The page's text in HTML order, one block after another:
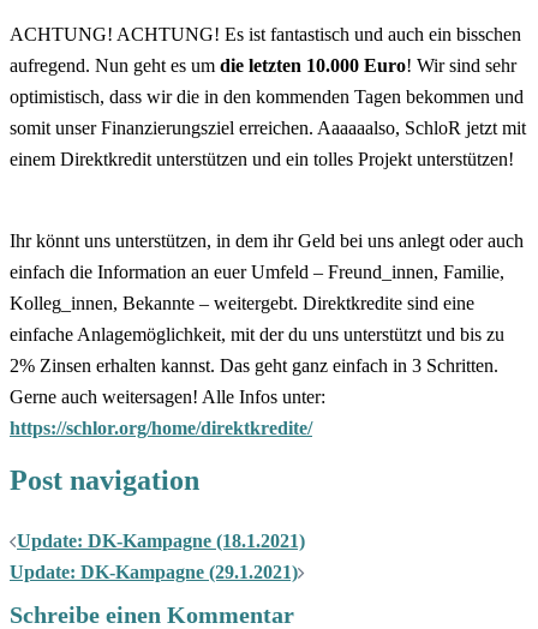
ACHTUNG! ACHTUNG! Es ist fantastisch und auch ein bisschen
aufregend. Nun geht es um die letzten 10.000 Euro! Wir sind sehr
optimistisch, dass wir die in den kommenden Tagen bekommen und
somit unser Finanzierungsziel erreichen. Aaaaaalso, SchloR jetzt mit
einem Direktkredit unterstützen und ein tolles Projekt unterstützen!
Ihr könnt uns unterstützen, in dem ihr Geld bei uns anlegt oder auch
einfach die Information an euer Umfeld – Freund_innen, Familie,
Kolleg_innen, Bekannte – weitergebt. Direktkredite sind eine
einfache Anlagemöglichkeit, mit der du uns unterstützt und bis zu
2% Zinsen erhalten kannst. Das geht ganz einfach in 3 Schritten.
Gerne auch weitersagen! Alle Infos unter:
https://schlor.org/home/direktkredite/
Post navigation
Update: DK-Kampagne (18.1.2021)
Update: DK-Kampagne (29.1.2021)
Schreibe einen Kommentar